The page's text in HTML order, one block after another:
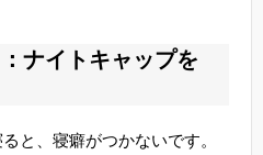
ナイトキャップを
と、寝癖がつかないです。